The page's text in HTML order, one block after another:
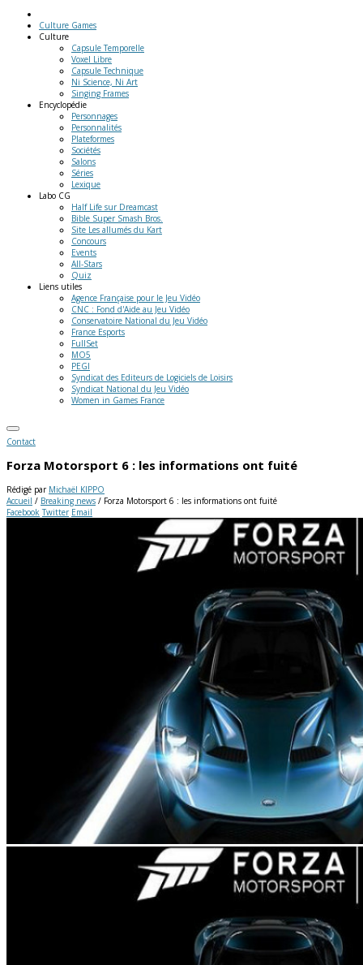
Culture Games
Culture
Capsule Temporelle
Voxel Libre
Capsule Technique
Ni Science, Ni Art
Singing Frames
Encyclopédie
Personnages
Personnalités
Plateformes
Sociétés
Salons
Séries
Lexique
Labo CG
Half Life sur Dreamcast
Bible Super Smash Bros.
Site Les allumés du Kart
Concours
Events
All-Stars
Quiz
Liens utiles
Agence Française pour le Jeu Vidéo
CNC : Fond d'Aide au Jeu Vidéo
Conservatoire National du Jeu Vidéo
France Esports
FullSet
MO5
PEGI
Syndicat des Editeurs de Logiciels de Loisirs
Syndicat National du Jeu Vidéo
Women in Games France
Contact
Forza Motorsport 6 : les informations ont fuité
Rédigé par Michaël KIPPO
Accueil / Breaking news / Forza Motorsport 6 : les informations ont fuité
Facebook Twitter Email